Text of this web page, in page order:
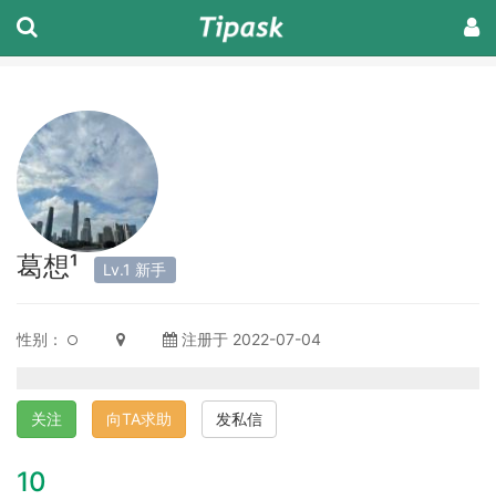
葛想¹ Lv.1 新手
性别： 注册于 2022-07-04
关注 向TA求助 发私信
10